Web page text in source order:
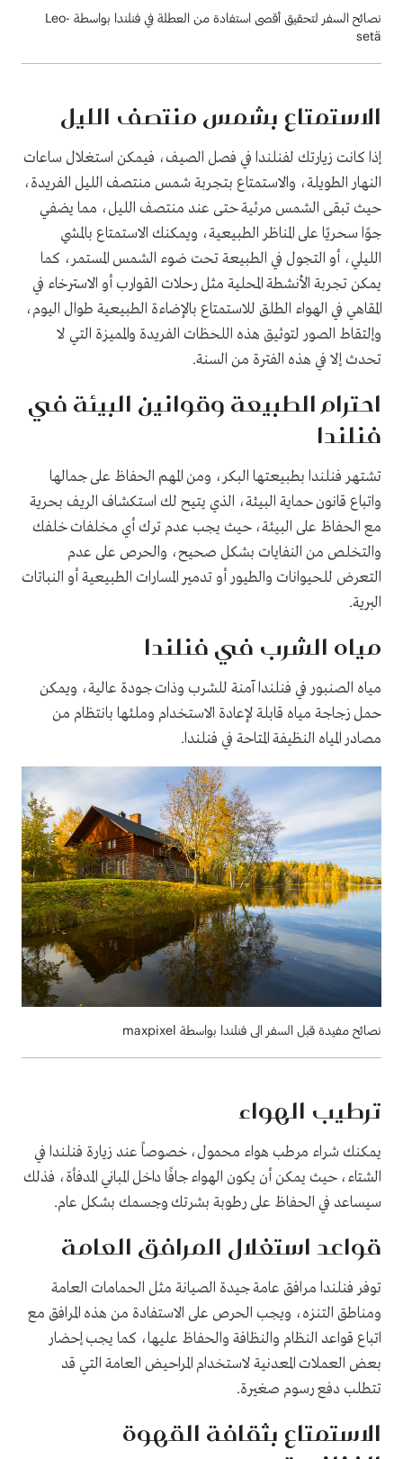
نصائح السفر لتحقيق أقصى استفادة من العطلة في فنلندا بواسطة Leo-
setä
الاستمتاع بشمس منتصف الليل
إذا كانت زيارتك لفنلندا في فصل الصيف، فيمكن استغلال ساعات
النهار الطويلة، والاستمتاع بتجربة شمس منتصف الليل الفريدة،
حيث تبقى الشمس مرئية حتى عند منتصف الليل، مما يضفي
جوًا سحريًا على المناظر الطبيعية، ويمكنك الاستمتاع بالمشي
الليلي، أو التجول في الطبيعة تحت ضوء الشمس المستمر، كما
يمكن تجربة الأنشطة المحلية مثل رحلات القوارب أو الاسترخاء في
المقاهي في الهواء الطلق للاستمتاع بالإضاءة الطبيعية طوال اليوم،
وإلتقاط الصور لتوثيق هذه اللحظات الفريدة والمميزة التي لا
تحدث إلا في هذه الفترة من السنة.
احترام الطبيعة وقوانين البيئة في
فنلندا
تشتهر فنلندا بطبيعتها البكر، ومن المهم الحفاظ على جمالها
واتباع قانون حماية البيئة، الذي يتيح لك استكشاف الريف بحرية
مع الحفاظ على البيئة، حيث يجب عدم ترك أي مخلفات خلفك
والتخلص من النفايات بشكل صحيح، والحرص على عدم
التعرض للحيوانات والطيور أو تدمير المسارات الطبيعية أو النباتات
البرية.
مياه الشرب في فنلندا
مياه الصنبور في فنلندا آمنة للشرب وذات جودة عالية، ويمكن
حمل زجاجة مياه قابلة لإعادة الاستخدام وملئها بانتظام من
مصادر المياه النظيفة المتاحة في فنلندا.
نصائح مفيدة قبل السفر الى فنلندا بواسطة maxpixel
ترطيب الهواء
يمكنك شراء مرطب هواء محمول، خصوصاً عند زيارة فنلندا في
الشتاء، حيث يمكن أن يكون الهواء جافًا داخل المباني المدفأة، فذلك
سيساعد في الحفاظ على رطوبة بشرتك وجسمك بشكل عام.
قواعد استغلال المرافق العامة
توفر فنلندا مرافق عامة جيدة الصيانة مثل الحمامات العامة
ومناطق التنزه، ويجب الحرص على الاستفادة من هذه المرافق مع
اتباع قواعد النظام والنظافة والحفاظ عليها، كما يجب إحضار
بعض العملات المعدنية لاستخدام المراحيض العامة التي قد
تتطلب دفع رسوم صغيرة.
الاستمتاع بثقافة القهوة